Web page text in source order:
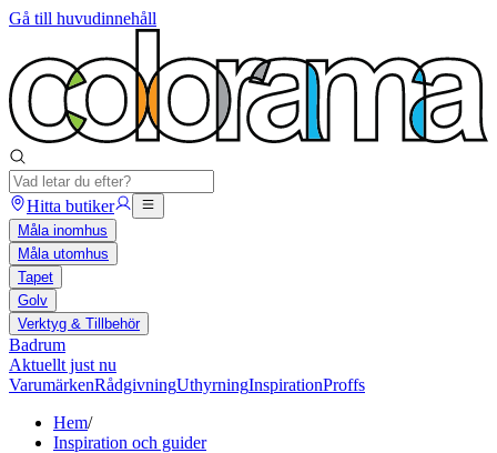
Gå till huvudinnehåll
Hitta butiker
Måla inomhus
Måla utomhus
Tapet
Golv
Verktyg & Tillbehör
Badrum
Aktuellt just nu
VarumärkenRådgivningUthyrningInspirationProffs
Hem/
Inspiration och guider